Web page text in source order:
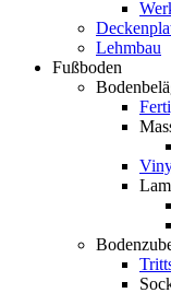
Lehmbau
Fußboden